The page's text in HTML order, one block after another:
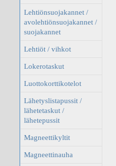
Lehtiönsuojakannet /
avolehtiönsuojakannet /
suojakannet
Lehtiöt / vihkot
Lokerotaskut
Luottokorttikotelot
Lähetyslistapussit /
lähetetaskut /
lähetepussit
Magneettikyltit
Magneettinauha